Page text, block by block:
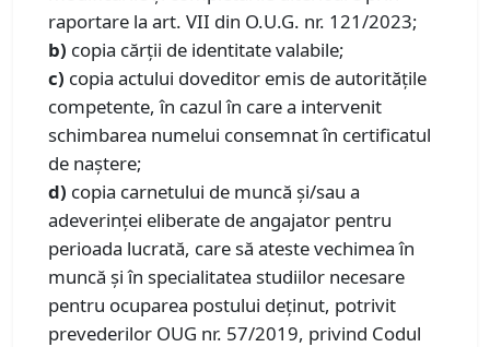
raportare la art. VII din O.U.G. nr. 121/2023;
b) copia cărții de identitate valabile;
c) copia actului doveditor emis de autoritățile
competente, în cazul în care a intervenit
schimbarea numelui consemnat în certificatul
de naștere;
d) copia carnetului de muncă şi/sau a
adeverinţei eliberate de angajator pentru
perioada lucrată, care să ateste vechimea în
muncă şi în specialitatea studiilor necesare
pentru ocuparea postului deținut, potrivit
prevederilor OUG nr. 57/2019, privind Codul